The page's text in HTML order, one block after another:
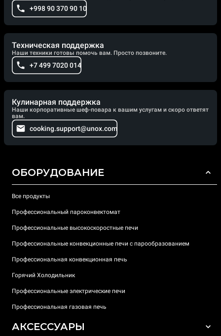
+998 90 370 90 10
Техническая поддержка
Наши техники готовы помочь вам. Просто позвоните.
+7 499 7020 014
Кулинарная поддержка
Наши корпоративные шеф-повара к вашим услугам и скоро ответят
вам.
cooking.support@unox.com
ОБОРУДОВАНИЕ
Все продукты
Профессиональный пароконвектомат
Профессиональные высокоскоростные печи
Профессиональные конвекционные печи с парообразованием
Профессиональная конвекционная печь
Горячий Холодильник
Профессиональные электрические печи
Профессиональная газовая печь
АКСЕССУАРЫ